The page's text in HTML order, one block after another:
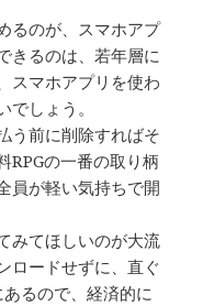
るのが、スマホアプ
きるのは、若年層に
スマホアプリを使わ
しょう。
う前に削除すればそ
RPGの一番の取り柄
員が軽い気持ちで開
みてほしいのが大流
ロードせずに、直ぐ
るので、経済的に